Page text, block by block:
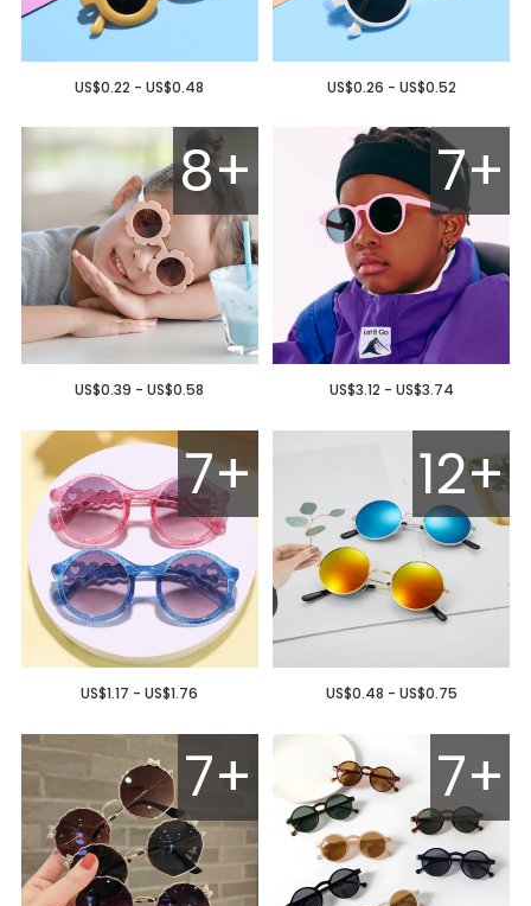
US$0.22 - US$0.48 US$0.26 - US$0.52
8+
US$0.39 - US$0.58
7+
US$3.12 - US$3.74
7+
US$1.17 - US$1.76
12+
US$0.48 - US$0.75
7+ 7+